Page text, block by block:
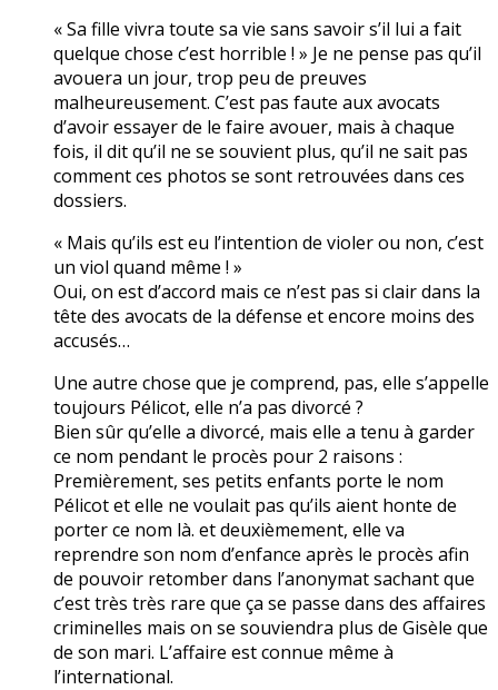
« Sa fille vivra toute sa vie sans savoir s’il lui a fait
quelque chose c’est horrible ! » Je ne pense pas qu’il
avouera un jour, trop peu de preuves
malheureusement. C’est pas faute aux avocats
d’avoir essayer de le faire avouer, mais à chaque
fois, il dit qu’il ne se souvient plus, qu’il ne sait pas
comment ces photos se sont retrouvées dans ces
dossiers.
« Mais qu’ils est eu l’intention de violer ou non, c’est
un viol quand même ! »
Oui, on est d’accord mais ce n’est pas si clair dans la
tête des avocats de la défense et encore moins des
accusés…
Une autre chose que je comprend, pas, elle s’appelle
toujours Pélicot, elle n’a pas divorcé ?
Bien sûr qu’elle a divorcé, mais elle a tenu à garder
ce nom pendant le procès pour 2 raisons :
Premièrement, ses petits enfants porte le nom
Pélicot et elle ne voulait pas qu’ils aient honte de
porter ce nom là. et deuxièmement, elle va
reprendre son nom d’enfance après le procès afin
de pouvoir retomber dans l’anonymat sachant que
c’est très très rare que ça se passe dans des affaires
criminelles mais on se souviendra plus de Gisèle que
de son mari. L’affaire est connue même à
l’international.